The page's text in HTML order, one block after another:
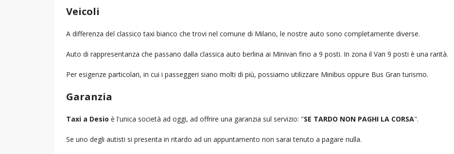
Veicoli
A differenza del classico taxi bianco che trovi nel comune di Milano, le nostre auto sono completamente diverse.
Auto di rappresentanza che passano dalla classica auto berlina ai Minivan fino a 9 posti. In zona il Van 9 posti è una rarità.
Per esigenze particolari, in cui i passeggeri siano molti di più, possiamo utilizzare Minibus oppure Bus Gran turismo.
Garanzia
Taxi a Desio è l'unica società ad oggi, ad offrire una garanzia sul servizio: "SE TARDO NON PAGHI LA CORSA".
Se uno degli autisti si presenta in ritardo ad un appuntamento non sarai tenuto a pagare nulla.